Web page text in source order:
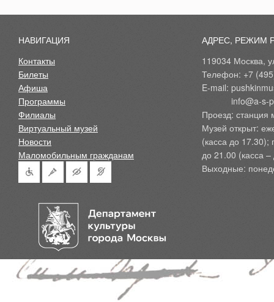
НАВИГАЦИЯ
Контакты
Билеты
Афиша
Программы
Филиалы
Виртуальный музей
Новости
Маломобильным гражданам
АДРЕС, РЕЖИМ
119034 Москва,
Телефон: +7
E-mail:
Проезд: станция
Музей открыт:
(касса до 17.30);
до 21.00 (касса
Выходные: